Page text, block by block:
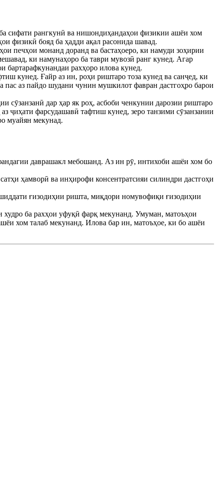
сифати рангкунӣ ва нишондиҳандаҳои физикии ашёи хом
физикӣ бояд ба ҳадди ақал расонида шавад.
печҳои монанд доранд ва бастаҳоеро, ки намуди зоҳирии
ки намунаҳоро ба таври мувозӣ ранг кунед. Агар
бартарафкунандаи рахҳоро илова кунед.
кунед. Ғайр аз ин, роҳи риштаро тоза кунед ва санҷед, ки
аз пайдо шудани чунин мушкилот фавран дастгоҳро барои
сӯзанзанӣ дар ҳар як роҳ, асбоби ченкунии дарозии риштаро
ҷиҳати фарсудашавӣ тафтиш кунед, зеро танзими сӯзанзании
муайян мекунад.
даврашакл мебошанд. Аз ин рӯ, интихоби ашёи хом бо
ҳамворӣ ва инҳирофи консентратсияи силиндри дастгоҳи
ғизодиҳии ришта, миқдори номувофиқи ғизодиҳии
худро ба рахҳои уфуқӣ фарқ мекунанд. Умуман, матоъҳои
хом талаб мекунанд. Илова бар ин, матоъҳое, ки бо ашёи